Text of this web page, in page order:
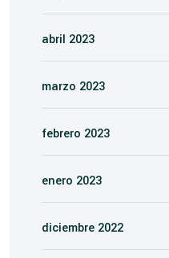
abril 2023
marzo 2023
febrero 2023
enero 2023
diciembre 2022